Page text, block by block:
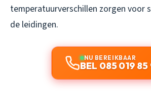
temperatuurverschillen zorgen voor
de leidingen.
NU BEREIKBAAR
BEL 085 019